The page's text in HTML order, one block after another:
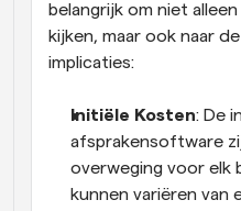
belangrijk om niet
kijken, maar ook naar
implicaties:
Initiële Kosten: De
afsprakensoftware
overweging voor elk
kunnen variëren van